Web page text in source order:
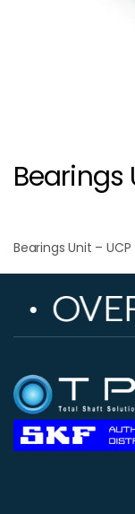
Bearings
Bearings Unit – UCP